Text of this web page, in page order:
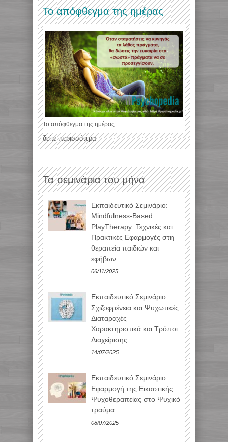
Το απόφθεγμα της ημέρας
Το απόφθεγμα της ημέρας
δείτε περισσότερα
Τα σεμινάρια του μήνα
Εκπαιδευτικό Σεμινάριο:
Mindfulness-Based
PlayTherapy: Τεχνικές και
Πρακτικές Εφαρμογές στη
θεραπεία παιδιών και
εφήβων
06/11/2025
Εκπαιδευτικό Σεμινάριο:
Σχιζοφρένεια και Ψυχωτικές
Διαταραχές –
Χαρακτηριστικά και Τρόποι
Διαχείρισης
14/07/2025
Εκπαιδευτικό Σεμινάριο:
Εφαρμογή της Εικαστικής
Ψυχοθεραπείας στο Ψυχικό
τραύμα
08/07/2025